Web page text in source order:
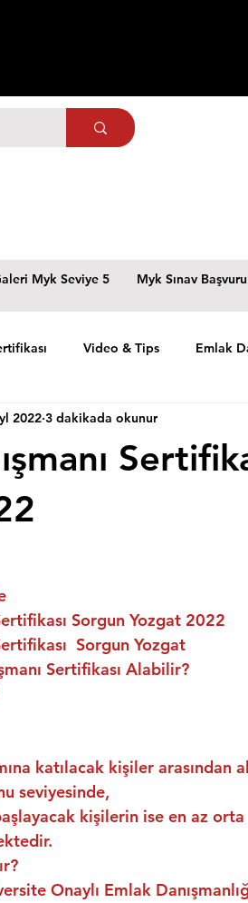
Myk Seviye 5 Myk Sınav
Video & Tips Emlak
2022 3 dakikada okunur
Sorgun Yozgat 2022
Sorgun Yozgat
Sertifikası Alabilir?
katılacak kişiler arasından
seviyesinde,
kişilerin ise en az
Onaylı Emlak